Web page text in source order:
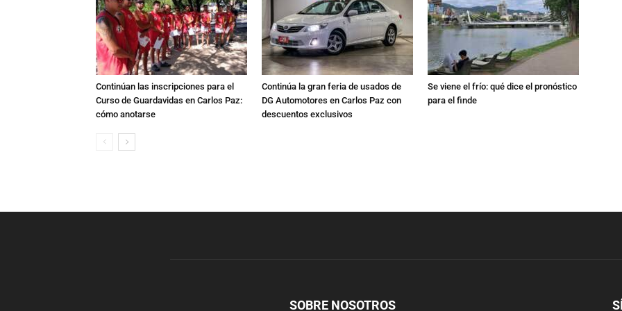
Continúan las inscripciones para el
Curso de Guardavidas en Carlos Paz:
cómo anotarse
Continúa la gran feria de usados de
DG Automotores en Carlos Paz con
descuentos exclusivos
Se viene el frío: qué dice el pronóstico
para el finde
SOBRE NOSOTROS